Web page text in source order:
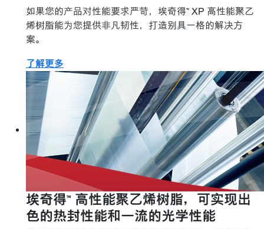
如果您的产品对性能要求严苛，埃奇得™ XP 高性能聚乙
烯树脂能为您提供非凡韧性，打造别具一格的解决方
案。
了解更多
埃奇得™ 高性能聚乙烯树脂，可实现出
色的热封性能和一流的光学性能